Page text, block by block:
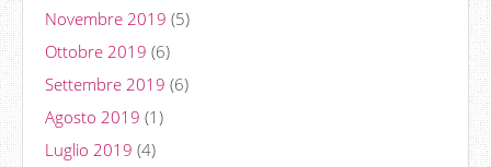
Novembre 2019 (5)
Ottobre 2019 (6)
Settembre 2019 (6)
Agosto 2019 (1)
Luglio 2019 (4)